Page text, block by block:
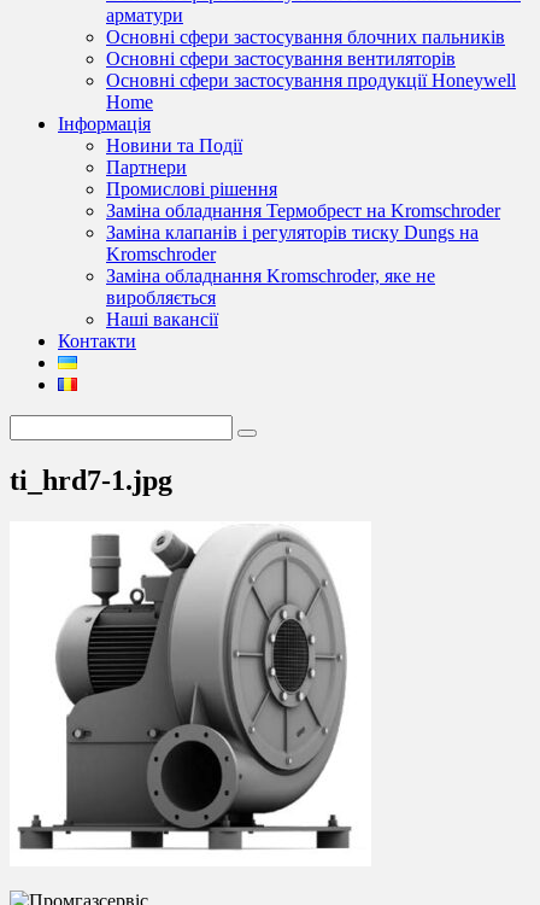
арматури
Основні сфери застосування блочних пальників
Основні сфери застосування вентиляторів
Основні сфери застосування продукції Honeywell
Home
Інформація
Новини та Події
Партнери
Промислові рішення
Заміна обладнання Термобрест на Kromschroder
Заміна клапанів і регуляторів тиску Dungs на
Kromschroder
Заміна обладнання Kromschroder, яке не
виробляється
Наші вакансії
Контакти
ti_hrd7-1.jpg